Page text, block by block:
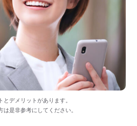
デメリットがあります。
是非参考にしてください。